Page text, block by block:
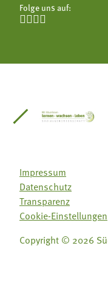
Folge uns auf:

Südtirol
Impressum
Datenschutz
Transparenz
Cookie-Einstellungen
Copyright © 2026